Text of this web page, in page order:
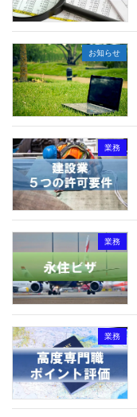
お知らせ
業務
業務
業務